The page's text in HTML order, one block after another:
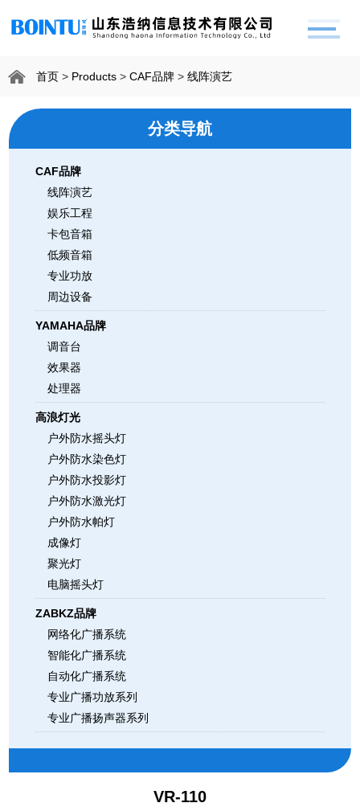
首页 > Products > CAF品牌 > 线阵演艺
分类导航
CAF品牌
线阵演艺
娱乐工程
卡包音箱
低频音箱
专业功放
周边设备
YAMAHA品牌
调音台
效果器
处理器
高浪灯光
户外防水摇头灯
户外防水染色灯
户外防水投影灯
户外防水激光灯
户外防水帕灯
成像灯
聚光灯
电脑摇头灯
ZABKZ品牌
网络化广播系统
智能化广播系统
自动化广播系统
专业广播功放系列
专业广播扬声器系列
VR-110